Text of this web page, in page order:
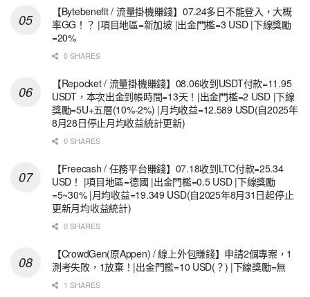
【Bytebenefit / 流量掛機賺錢】07.24多日不能登入，大概
率GG！？ |項目地區=新加坡 |出金門檻=3 USD |下線獎勵
=20%
0 SHARES
【Repocket / 流量掛機賺錢】08.06收到USDT付款=11.95
USDT，本次出金到帳時間=13天！|出金門檻=2 USD |下線
獎勵=5U+五層(10%-2%) |月均收益=12.589 USD(自2025年
8月28日停止月均收益統計更新)
0 SHARES
【Freecash / 任務平台賺錢】07.18收到LTC付款=25.34
USD！ |項目地區=德國 |出金門檻=0.5 USD |下線獎勵
=5~30% |月均收益=19.349 USD(自2025年8月31日起停止
更新月均收益統計)
0 SHARES
【CrowdGen(原Appen) / 線上外包賺錢】申請2個專案，1
測考失敗，1放棄！|出金門檻=10 USD(？) |下線獎勵=無
1 SHARES